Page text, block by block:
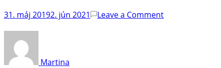
31. máj 20192. jún 2021 Leave a Commenton
Martina